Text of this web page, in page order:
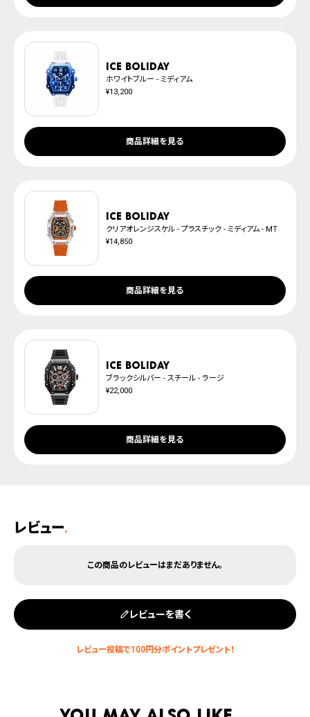
ICE boliday
ホワイトブルー - ミディアム
¥13,200
商品詳細を見る
ICE boliday
クリアオレンジスケル - プラスチック - ミディアム - MT
¥14,850
商品詳細を見る
ICE boliday
ブラックシルバー - スチール - ラージ
¥22,000
商品詳細を見る
レビュー.
レビューを書く